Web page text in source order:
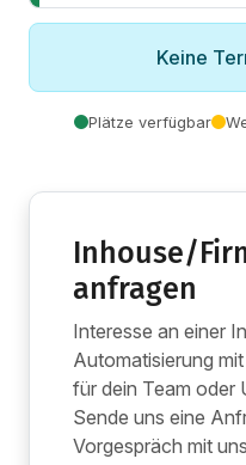
Keine
Plätze verfügbar
Inhouse/
anfragen
Interesse an einer
Automatisierung
für dein Team oder
Sende uns eine
Vorgespräch mit